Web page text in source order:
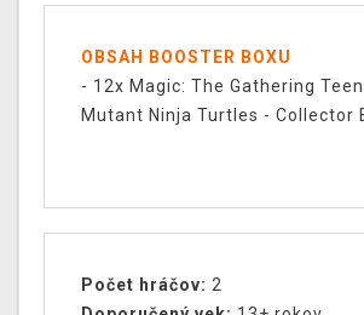
OBSAH BOOSTER BOXU
- 12x Magic: The Gathering
Mutant Ninja Turtles - Collector
Počet hráčov: 2